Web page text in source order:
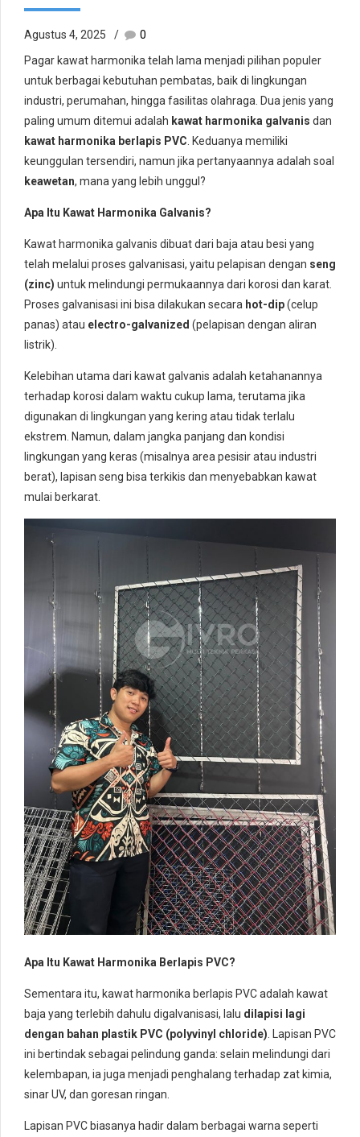
Agustus 4, 2025
0
Pagar kawat harmonika telah lama menjadi pilihan populer
untuk berbagai kebutuhan pembatas, baik di lingkungan
industri, perumahan, hingga fasilitas olahraga. Dua jenis yang
paling umum ditemui adalah kawat harmonika galvanis dan
kawat harmonika berlapis PVC . Keduanya memiliki
keunggulan tersendiri, namun jika pertanyaannya adalah soal
keawetan, mana yang lebih unggul?
Apa Itu Kawat Harmonika Galvanis?
Kawat harmonika galvanis dibuat dari baja atau besi yang
telah melalui proses galvanisasi, yaitu pelapisan dengan seng
(zinc) untuk melindungi permukaannya dari korosi dan karat.
Proses galvanisasi ini bisa dilakukan secara hot-dip(celup
panas) atau electro-galvanized (pelapisan dengan aliran
listrik).
Kelebihan utama dari kawat galvanis adalah ketahanannya
terhadap korosi dalam waktu cukup lama, terutama jika
digunakan di lingkungan yang kering atau tidak terlalu
ekstrem. Namun, dalam jangka panjang dan kondisi
lingkungan yang keras (misalnya area pesisir atau industri
berat), lapisan seng bisa terkikis dan menyebabkan kawat
mulai berkarat.
Apa Itu Kawat Harmonika Berlapis PVC?
Sementara itu, kawat harmonika berlapis PVC adalah kawat
baja yang terlebih dahulu digalvanisasi, lalu dilapisi lagi
dengan bahan plastik PVC (polyvinyl chloride) . Lapisan PVC
ini bertindak sebagai pelindung ganda: selain melindungi dari
kelembapan, ia juga menjadi penghalang terhadap zat kimia,
sinar UV, dan goresan ringan.
Lapisan PVC biasanya hadir dalam berbagai warna seperti